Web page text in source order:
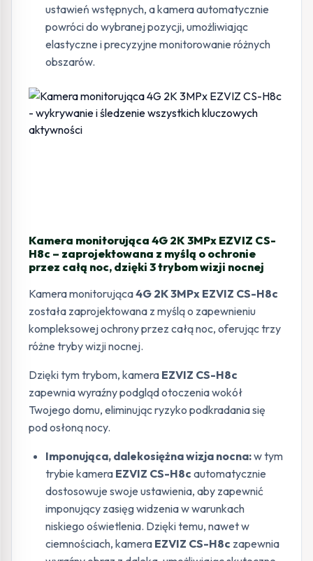
ustawień wstępnych, a kamera automatycznie
powróci do wybranej pozycji, umożliwiając
elastyczne i precyzyjne monitorowanie różnych
obszarów.
Kamera monitorująca 4G 2K 3MPx EZVIZ CS-
H8c – zaprojektowana z myślą o ochronie
przez całą noc, dzięki 3 trybom wizji nocnej
Kamera monitorująca4G 2K 3MPx EZVIZ CS-H8c
została zaprojektowana z myślą o zapewnieniu
kompleksowej ochrony przez całą noc, oferując trzy
różne tryby wizji nocnej.
Dzięki tym trybom, kamera EZVIZ CS-H8c
zapewnia wyraźny podgląd otoczenia wokół
Twojego domu, eliminując ryzyko podkradania się
pod osłoną nocy.
Imponująca, dalekosiężna wizja nocna:w tym
trybie kamera EZVIZ CS-H8cautomatycznie
dostosowuje swoje ustawienia, aby zapewnić
imponujący zasięg widzenia w warunkach
niskiego oświetlenia. Dzięki temu, nawet w
ciemnościach, kamera EZVIZ CS-H8c zapewnia